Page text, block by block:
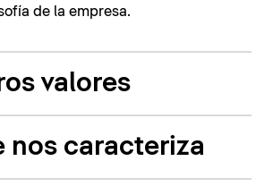
de la empresa.
valores
nos caracteriza